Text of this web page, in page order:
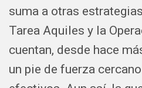
suma a otras
Tarea Aquiles y la
cuentan, desde hace
un pie de fuerza